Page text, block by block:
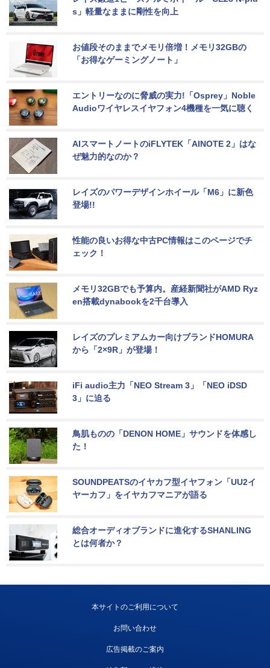
s」軽量なままに剛性を向上
お値段そのままでメモリ倍増！メモリ32GBの
「お得なゲーミングノート」
エントリーなのに脅威の実力!「Osprey」Noble
Audioワイヤレスイヤフォン4機種を一気に聴く
AIスマートノートのiFLYTEK「AINOTE 2」はな
ぜ魅力的なのか？
レイズのパワーデザインホイール「M6」に新色
登場!!
性能の良いお得な中古PC情報はこのページでチ
ェック！
メモリ32GBでも予算内。産経新聞社がAMD Ryz
en搭載dynabookを2千台導入
レイズのプレミアムカー向けブランドHOMURA
から「2×9R」が登場！
iFi audio主力「NEO Stream 3」「NEO iDSD
3」に迫る
鳥肌ものの「DENON HOME」サウンドを体感し
た！
SOUNDPEATSのイヤカフ型イヤフォン「UU2イ
ヤーカフ」をイヤカフマニアが語る
総合オーディオブランドに進化するSHANLING
とは何者か？
本サイトのご利用について
お問い合わせ
広告掲載のご案内